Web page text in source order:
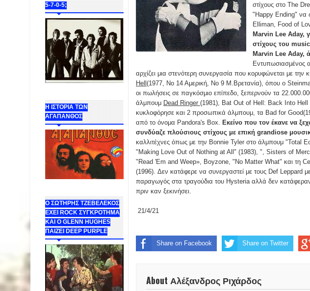
5-7-0-5;
Η ΙΣΤΟΡΙΑ ΤΩΝ
ΑΓΑΠΑΝΘΟΣ
Ο ΣΩΤΗΡΗΣ ΤΖΕΒΕΛΕΚΟΣ
ΕΧΕΙ ROCK ΣΥΓΚΡΟΤΗΜΑ
ΚΑΙ Ο GLENN HUGHES
ΠΑΙΖΕΙ DEEP PURPLE
στίχους στο The
"Happy Ending" να
Elliman, Food of
Marvin Lee Aday,
στίχους του
Marvin Lee Aday,
Εντυπωσιασμένος
αρχίζει μια στενότερη συνεργασία που κορυφώνεται με την
Hell (1977, Νο 14 Αμερική, Νο 9 Μ.Βρετανία), όπου ο
οι πωλήσεις σε παγκόσμιο επίπεδο, ξεπερνούν τα
άλμπουμ Dead Ringer (1981), Bat Out of Hell: Back Into
κυκλοφόρησε και 2 προσωπικά άλμπουμ, τα Bad for
από το όνομα Pandora's Box. Εκείνο που τον έκανε να
συνδύαζε πλούσιους στίχους με επική grandiose
καλλιτέχνες όπως με την Bonnie Tyler στο άλμπουμ "Total
"Making Love Out of Nothing at All" (1983), ", Sisters of
"Read 'Em and Weep», Boyzone, "No Matter What" και τη
(1996). Δεν κατάφερε να συνεργαστεί με τους Def Leppard
παραγωγός στα τραγούδια του Hysteria αλλά δεν
πριν καν ξεκινήσει.
21/4/21
Share on Facebook Share on Twitter
About Αλέξανδρος Ριχάρδος